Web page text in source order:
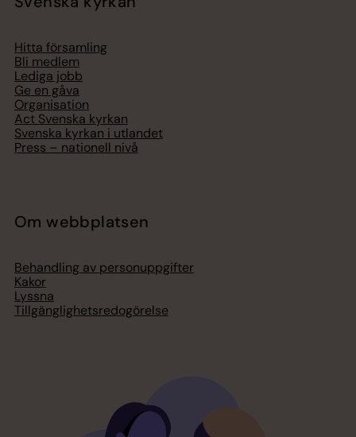
Hitta församling
Bli medlem
Lediga jobb
Ge en gåva
Organisation
Act Svenska kyrkan
Svenska kyrkan i utlandet
Press – nationell nivå
Om webbplatsen
Behandling av personuppgifter
Kakor
Lyssna
Tillgänglighetsredogörelse